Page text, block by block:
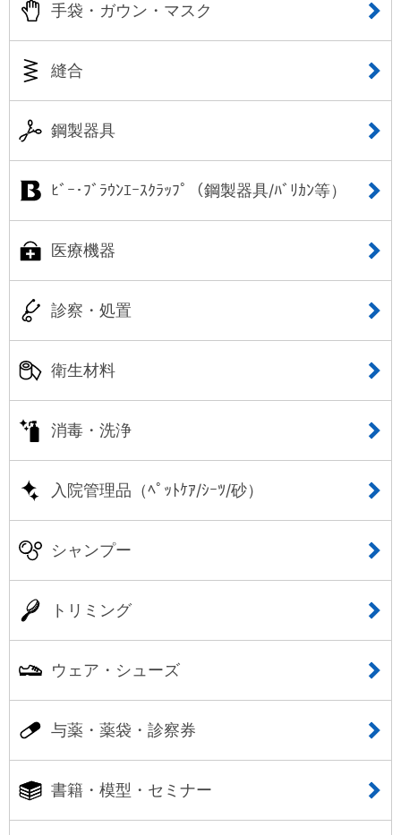
手袋・ガウン・マスク
縫合
鋼製器具
ﾋﾞｰ･ﾌﾞﾗｳﾝｴｰｽｸﾗｯﾌﾟ（鋼製器具/ﾊﾞﾘｶﾝ等）
医療機器
診察・処置
衛生材料
消毒・洗浄
入院管理品（ﾍﾟｯﾄｹｱ/ｼｰﾂ/砂）
シャンプー
トリミング
ウェア・シューズ
与薬・薬袋・診察券
書籍・模型・セミナー